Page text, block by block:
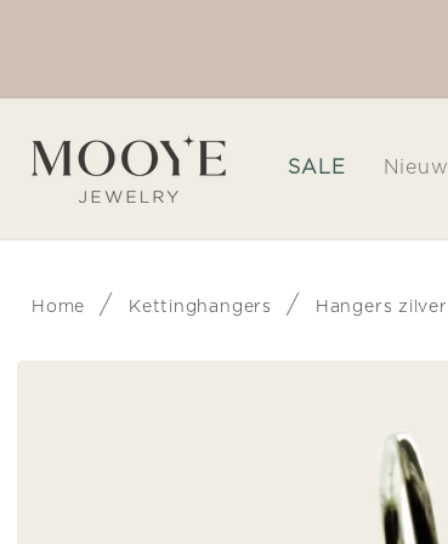
SALE Nieuw
Home / Kettinghangers / Hangers zilver